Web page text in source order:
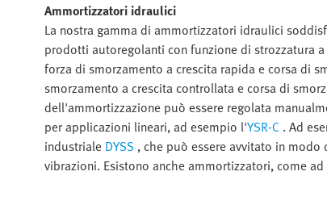
Ammortizzatori idraulici
La nostra gamma di ammortizzatori idraulici
prodotti autoregolanti con funzione di strozzatura
forza di smorzamento a crescita rapida e corsa di
smorzamento a crescita controllata e corsa di
dell'ammortizzazione può essere regolata
per applicazioni lineari, ad esempio l'YSR-C . Ad
industriale DYSS , che può essere avvitato in
vibrazioni. Esistono anche ammortizzatori, come